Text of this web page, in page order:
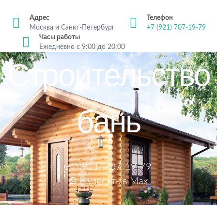
Адрес
Москва и Санкт-Петербург
Телефон
+7 (921) 707-19-79
Часы работы
Ежедневно с 9:00 до 20:00
Строительство
бань
+7 (921) 707-19-79
Написать в Max